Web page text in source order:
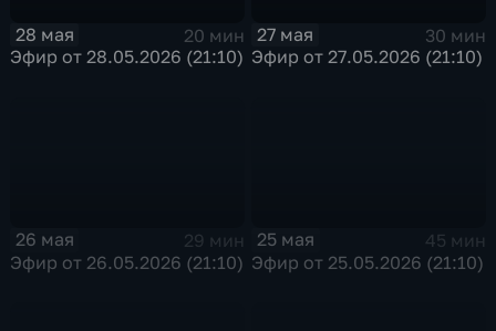
28 мая
20 мин
Эфир от 28.05.2026 (21:10)
27 мая
30 мин
Эфир от 27.05.2026 (21:10)
26 мая
29 мин
Эфир от 26.05.2026 (21:10)
25 мая
45 мин
Эфир от 25.05.2026 (21:10)